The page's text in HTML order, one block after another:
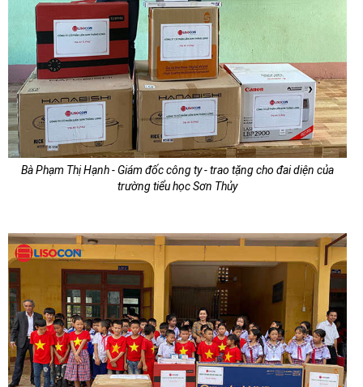
Bà Phạm Thị Hạnh - Giám đốc công ty - trao tặng cho đai diện của
trường tiểu học Sơn Thủy